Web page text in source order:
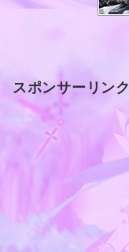
スポンサーリンク